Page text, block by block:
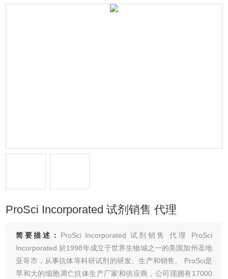
ProSci Incorporated 试剂销售 代理
简要描述： ProSci Incorporated 试剂销售 代理 ProSci
Incorporated 於1998年成立于世界生物城之一的美国加州圣地
亚哥市，从事抗体等科研试剂的研发、生产和销售。 ProSci是
早和大的细胞凋亡抗体生产厂家和供应商，公司现拥有17000